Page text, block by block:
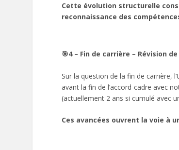
Cette évolution structurelle
reconnaissance des
🎯4 – Fin de carrière – Révision
Sur la question de la fin de carrière,
avant la fin de l’accord-cadre avec
(actuellement 2 ans si cumulé avec
Ces avancées ouvrent la voie à